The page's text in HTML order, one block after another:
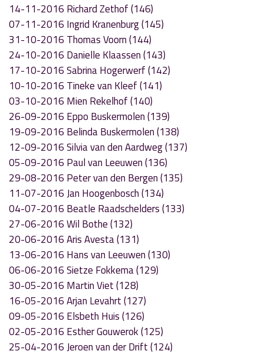
14-11-2016 Richard Zethof (146)
07-11-2016 Ingrid Kranenburg (145)
31-10-2016 Thomas Voorn (144)
24-10-2016 Danielle Klaassen (143)
17-10-2016 Sabrina Hogerwerf (142)
10-10-2016 Tineke van Kleef (141)
03-10-2016 Mien Rekelhof (140)
26-09-2016 Eppo Buskermolen (139)
19-09-2016 Belinda Buskermolen (138)
12-09-2016 Silvia van den Aardweg (137)
05-09-2016 Paul van Leeuwen (136)
29-08-2016 Peter van den Bergen (135)
11-07-2016 Jan Hoogenbosch (134)
04-07-2016 Beatle Raadschelders (133)
27-06-2016 Wil Bothe (132)
20-06-2016 Aris Avesta (131)
13-06-2016 Hans van Leeuwen (130)
06-06-2016 Sietze Fokkema (129)
30-05-2016 Martin Viet (128)
16-05-2016 Arjan Levahrt (127)
09-05-2016 Elsbeth Huis (126)
02-05-2016 Esther Gouwerok (125)
25-04-2016 Jeroen van der Drift (124)